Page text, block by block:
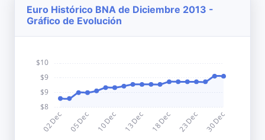
Euro Histórico BNA de Diciembre 2013 -
Gráfico de Evolución